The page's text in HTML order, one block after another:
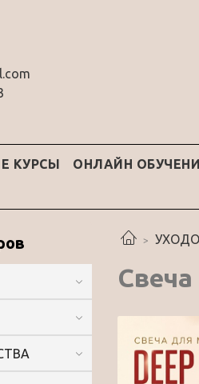
КУРСЫ ОНЛАЙН
Свеча